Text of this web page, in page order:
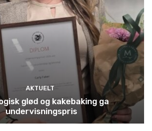
AKTUELT
glød og kakebaking ga
undervisningspris